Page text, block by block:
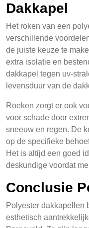
Dakkapel
Het roken van een
verschillende
de juiste keuze te
extra isolatie en
dakkapel tegen uv-
levensduur van de
Roeken zorgt er ook
voor schade door
sneeuw en regen. De
op de specifieke
Het is altijd een goed
deskundige voordat
Conclusie
Polyester dakkapellen
esthetisch